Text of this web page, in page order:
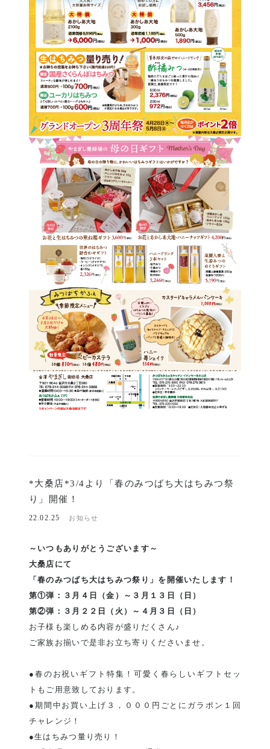
*大桑店*3/4より「春のみつばち大はちみつ祭
り」開催！
22.02.25 お知らせ
～いつもありがとうございます～
大桑店にて
「春のみつばち大はちみつ祭り」を開催いたします！
第①弾：３月４日（金）～３月１３日（日）
第②弾：３月２２日（火）～４月３日（日）
お子様も楽しめる内容が盛りだくさん♪
ご家族お揃いで是非お立ち寄りくださいませ。
●春のお祝いギフト特集！可愛く春らしいギフトセッ
トもご用意致しております。
●期間中お買い上げ３，０００円ごとにガラポン１回
チャレンジ！
●生はちみつ量り売り！